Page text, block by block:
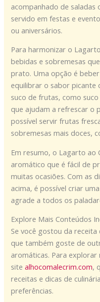
acompanhado de saladas
servido em festas e
ou aniversários.
Para harmonizar o
bebidas e sobremesas
prato. Uma opção é
equilibrar o sabor picante
suco de frutas, como
que ajudam a refrescar o
possível servir frutas
sobremesas mais doces,
Em resumo, o Lagarto ao
aromático que é fácil de
muitas ocasiões. Com as
acima, é possível criar
agrade a todos os
Explore Mais Conteúdos
Se você gostou da
que também goste de
aromáticas. Para explorar
sitealhocomalecrim.com,
receitas e dicas de
preferências.